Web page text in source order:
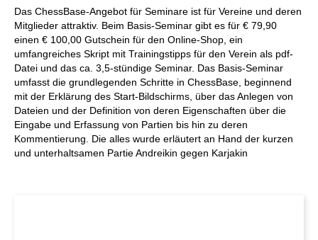
Das ChessBase-Angebot für Seminare ist für Vereine und deren
Mitglieder attraktiv. Beim Basis-Seminar gibt es für € 79,90
einen € 100,00 Gutschein für den Online-Shop, ein
umfangreiches Skript mit Trainingstipps für den Verein als pdf-
Datei und das ca. 3,5-stündige Seminar. Das Basis-Seminar
umfasst die grundlegenden Schritte in ChessBase, beginnend
mit der Erklärung des Start-Bildschirms, über das Anlegen von
Dateien und der Definition von deren Eigenschaften über die
Eingabe und Erfassung von Partien bis hin zu deren
Kommentierung. Die alles wurde erläutert an Hand der kurzen
und unterhaltsamen Partie Andreikin gegen Karjakin